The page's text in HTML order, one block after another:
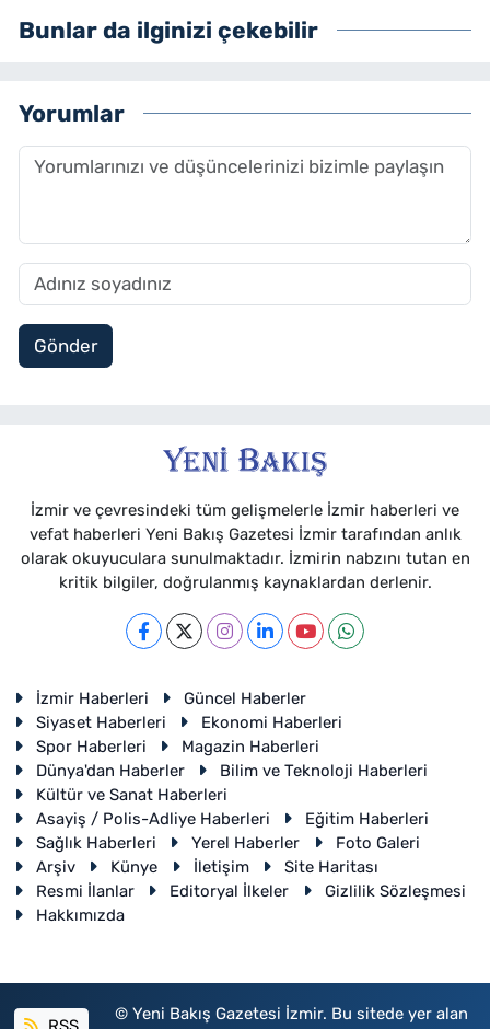
Bunlar da ilginizi çekebilir
Yorumlar
Gönder
İzmir ve çevresindeki tüm gelişmelerle İzmir haberleri ve
vefat haberleri Yeni Bakış Gazetesi İzmir tarafından anlık
olarak okuyuculara sunulmaktadır. İzmirin nabzını tutan en
kritik bilgiler, doğrulanmış kaynaklardan derlenir.
İzmir Haberleri
Güncel Haberler
Siyaset Haberleri
Ekonomi Haberleri
Spor Haberleri
Magazin Haberleri
Dünya'dan Haberler
Bilim ve Teknoloji Haberleri
Kültür ve Sanat Haberleri
Asayiş / Polis-Adliye Haberleri
Eğitim Haberleri
Sağlık Haberleri
Yerel Haberler
Foto Galeri
Arşiv
Künye İletişim
Site Haritası
Resmi İlanlar
Editoryal İlkeler
Gizlilik Sözleşmesi
Hakkımızda
© Yeni Bakış Gazetesi İzmir. Bu sitede yer alan